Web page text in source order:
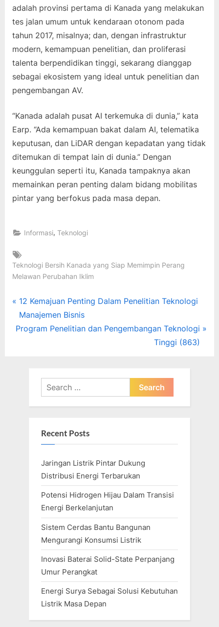
adalah provinsi pertama di Kanada yang melakukan
tes jalan umum untuk kendaraan otonom pada
tahun 2017, misalnya; dan, dengan infrastruktur
modern, kemampuan penelitian, dan proliferasi
talenta berpendidikan tinggi, sekarang dianggap
sebagai ekosistem yang ideal untuk penelitian dan
pengembangan AV.
“Kanada adalah pusat AI terkemuka di dunia,” kata
Earp. “Ada kemampuan bakat dalam AI, telematika
keputusan, dan LiDAR dengan kepadatan yang tidak
ditemukan di tempat lain di dunia.” Dengan
keunggulan seperti itu, Kanada tampaknya akan
memainkan peran penting dalam bidang mobilitas
pintar yang berfokus pada masa depan.
Informasi,Teknologi
Teknologi Bersih Kanada yang Siap Memimpin Perang
Melawan Perubahan Iklim
Post
navigation
P
r
e
12 Kemajuan Penting Dalam Penelitian Teknologi
Manajemen Bisnis
N
Program Penelitian dan Pengembangan Teknologi
Tinggi (863)
Search
for:
Recent Posts
Jaringan Listrik Pintar Dukung
Distribusi Energi Terbarukan
Potensi Hidrogen Hijau Dalam Transisi
Energi Berkelanjutan
Sistem Cerdas Bantu Bangunan
Mengurangi Konsumsi Listrik
Inovasi Baterai Solid-State Perpanjang
Umur Perangkat
Energi Surya Sebagai Solusi Kebutuhan
Listrik Masa Depan